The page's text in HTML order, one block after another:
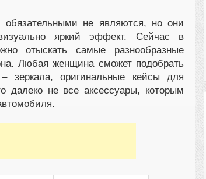
обязательными не являются, но они
яркий эффект. Сейчас в
отыскать самые разнообразные
Любая женщина сможет подобрать
зеркала, оригинальные кейсы для
далеко не все аксессуары, которым